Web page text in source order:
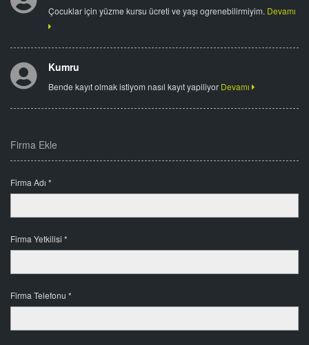
Çocuklar için yüzme kursu ücreti ve yaşı ogrenebilirmiyim. Devamı
Kumru
Bende kayıt olmak istiyom nasıl kayıt yapiliyor Devamı
Firma Ekle
Firma Adı *
Firma Yetkilisi *
Firma Telefonu *